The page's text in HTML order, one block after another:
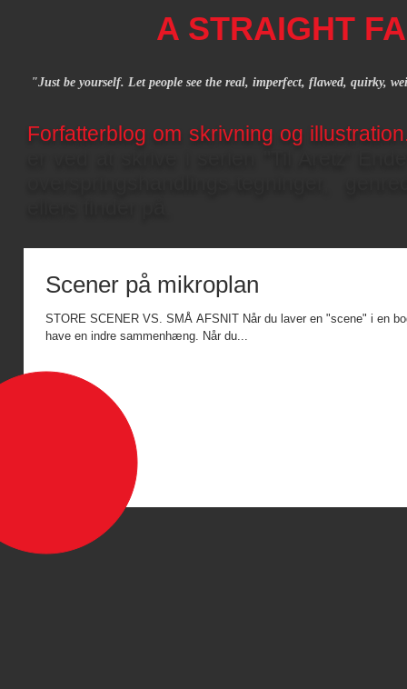
Scener på mikroplan
STORE SCENER VS. SMÅ AFSNIT Når du laver en "scene" i en
have en indre sammenhæng. Når du...
Forfatterblog om skrivning og
A STRAIGHT
"Just be yourself. Let people see the real, imperfect, flawed, quirky,